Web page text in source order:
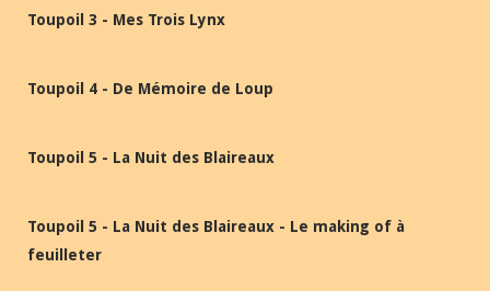
Toupoil 3 - Mes Trois Lynx
Toupoil 4 - De Mémoire de Loup
Toupoil 5 - La Nuit des Blaireaux
Toupoil 5 - La Nuit des Blaireaux - Le making of à
feuilleter